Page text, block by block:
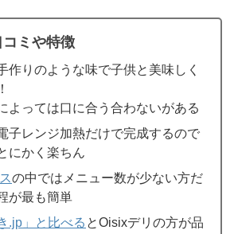
ミや特徴
作りのような味で子供と美味しく
よっては口に合う合わないがある
子レンジ加熱だけで完成するので
にかく楽ちん
の中ではメニュー数が少ない方だ
が最も簡単
.jp」と比べる とOisixデリの方が品